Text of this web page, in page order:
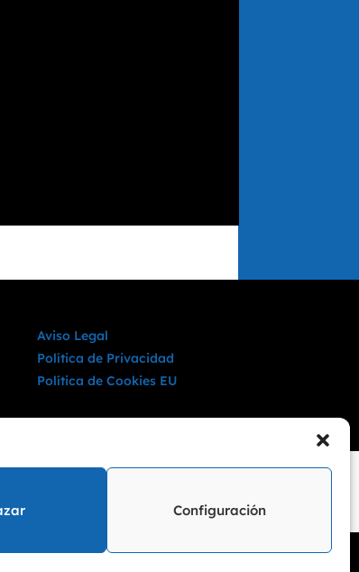
Configuración
Aviso Legal
Política de Privacidad
Política de Cookies EU